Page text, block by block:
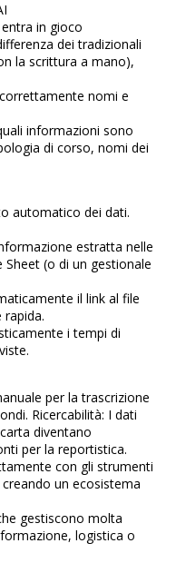
in gioco
dei tradizionali
la scrittura a mano),
nomi e
informazioni sono
di corso, nomi dei
automatico dei dati.
estratta nelle
(o di un gestionale
il link al file
rapida.
i tempi di
per la trascrizione
Ricercabilità: I dati
diventano
per la reportistica.
con gli strumenti
un ecosistema
gestiscono molta
logistica o